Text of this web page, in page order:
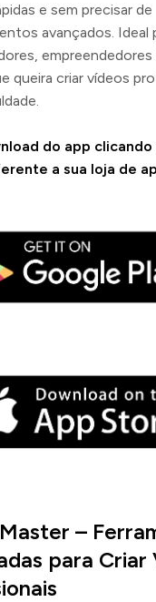
e sem precisar de
avançados. Ideal
empreendedores
queira criar vídeos
do app clicando
a sua loja de
–
para Criar